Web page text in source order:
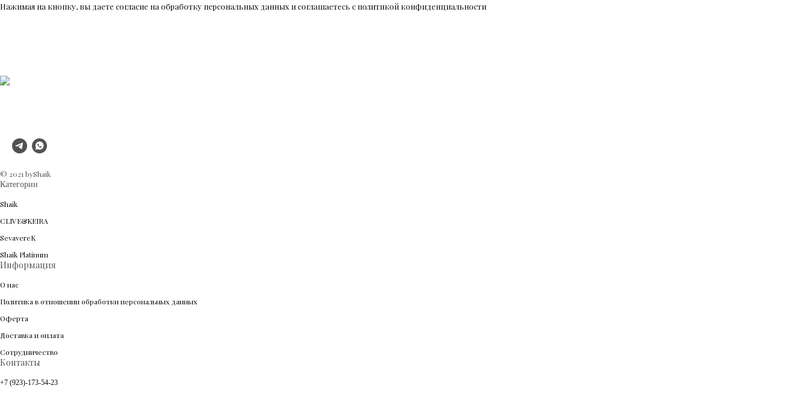
Нажимая на кнопку, вы даете согласие на обработку персональных данных и соглашаетесь c политикой конфиденциальности
© 2021 byShaik
Категории
Shaik
CLIVE&KEIRA
SevavereK
Shaik Platinum
Информация
О нас
Политика в отношении обработки персональных данных
Оферта
Доставка и оплата
Сотрудничество
Контакты
+7 (923)-173-54-23